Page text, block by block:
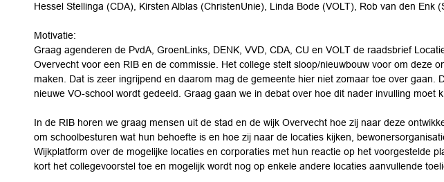
Hessel Stellinga (CDA), Kirsten Alblas (ChristenUnie), Linda Bode (VOLT), Rob van den Enk
Motivatie:
Graag agenderen de PvdA, GroenLinks, DENK, VVD, CDA, CU en VOLT de raadsbrief
Overvecht voor een RIB en de commissie. Het college stelt sloop/nieuwbouw voor om deze
maken. Dat is zeer ingrijpend en daarom mag de gemeente hier niet zomaar toe over gaan.
nieuwe VO-school wordt gedeeld. Graag gaan we in debat over hoe dit nader invulling moet
In de RIB horen we graag mensen uit de stad en de wijk Overvecht hoe zij naar deze
om schoolbesturen wat hun behoefte is en hoe zij naar de locaties kijken,
Wijkplatform over de mogelijke locaties en corporaties met hun reactie op het voorgestelde
kort het collegevoorstel toe en mogelijk wordt nog op enkele andere locaties aanvullende